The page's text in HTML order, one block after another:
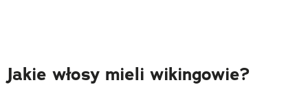
Jakie włosy mieli wikingowie?